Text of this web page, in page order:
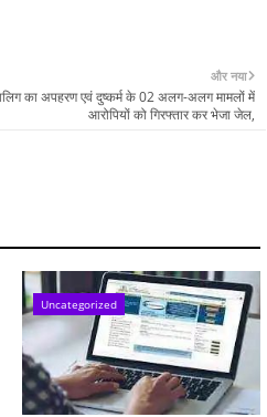
और नया
का अपहरण एवं दुष्कर्म के 02 अलग-अलग मामलों में
आरोपियों को गिरफ्तार कर भेजा जेल,
Uncategorized